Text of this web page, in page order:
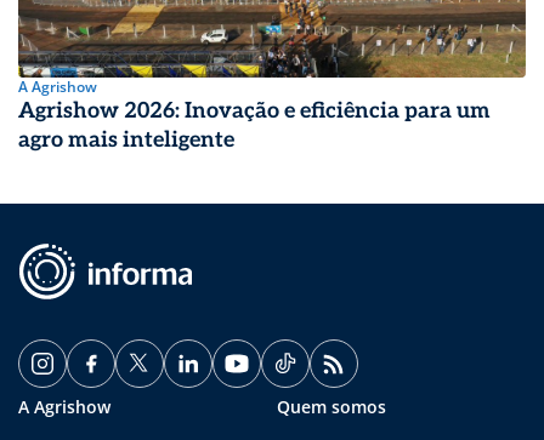
A Agrishow
Agrishow 2026: Inovação e eficiência para um
agro mais inteligente
A Agrishow Quem somos